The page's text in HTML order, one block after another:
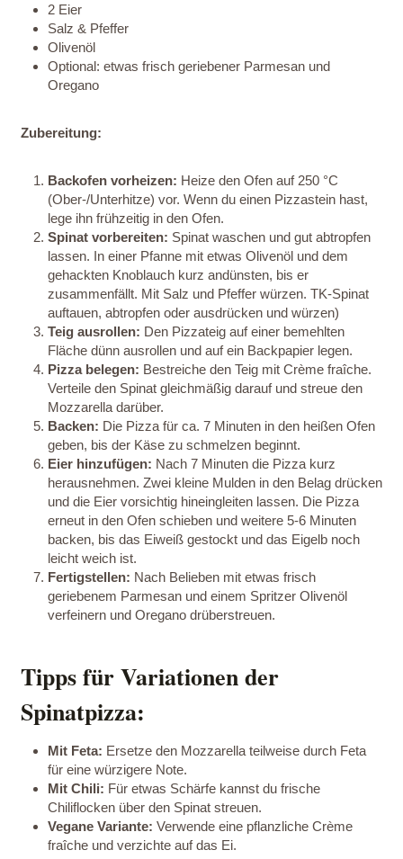
2 Eier
Salz & Pfeffer
Olivenöl
Optional: etwas frisch geriebener Parmesan und
Oregano
Zubereitung:
Backofen vorheizen: Heize den Ofen auf 250 °C
(Ober-/Unterhitze) vor. Wenn du einen Pizzastein hast,
lege ihn frühzeitig in den Ofen.
Spinat vorbereiten: Spinat waschen und gut abtropfen
lassen. In einer Pfanne mit etwas Olivenöl und dem
gehackten Knoblauch kurz andünsten, bis er
zusammenfällt. Mit Salz und Pfeffer würzen. TK-Spinat
auftauen, abtropfen oder ausdrücken und würzen)
Teig ausrollen: Den Pizzateig auf einer bemehlten
Fläche dünn ausrollen und auf ein Backpapier legen.
Pizza belegen: Bestreiche den Teig mit Crème fraîche.
Verteile den Spinat gleichmäßig darauf und streue den
Mozzarella darüber.
Backen: Die Pizza für ca. 7 Minuten in den heißen Ofen
geben, bis der Käse zu schmelzen beginnt.
Eier hinzufügen: Nach 7 Minuten die Pizza kurz
herausnehmen. Zwei kleine Mulden in den Belag drücken
und die Eier vorsichtig hineingleiten lassen. Die Pizza
erneut in den Ofen schieben und weitere 5-6 Minuten
backen, bis das Eiweiß gestockt und das Eigelb noch
leicht weich ist.
Fertigstellen: Nach Belieben mit etwas frisch
geriebenem Parmesan und einem Spritzer Olivenöl
verfeinern und Oregano drüberstreuen.
Tipps für Variationen der
Spinatpizza:
Mit Feta: Ersetze den Mozzarella teilweise durch Feta
für eine würzigere Note.
Mit Chili: Für etwas Schärfe kannst du frische
Chiliflocken über den Spinat streuen.
Vegane Variante: Verwende eine pflanzliche Crème
fraîche und verzichte auf das Ei.